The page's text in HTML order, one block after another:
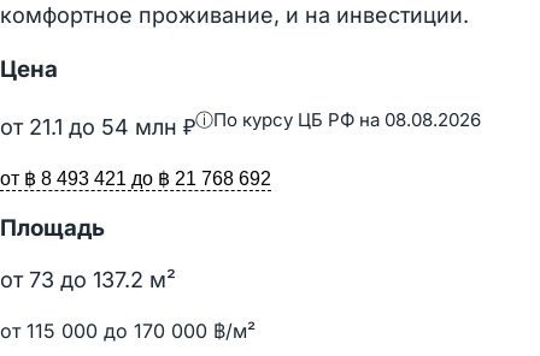
комфортное проживание, и на инвестиции.​
Цена
от 21.1 до 54 млн ₽ⓘПо курсу ЦБ РФ на 08.08.2026
от ฿ 8 493 421 до ฿ 21 768 692
Площадь
от73 до 137.2 м²
от 115 000 до 170 000 ฿/м²